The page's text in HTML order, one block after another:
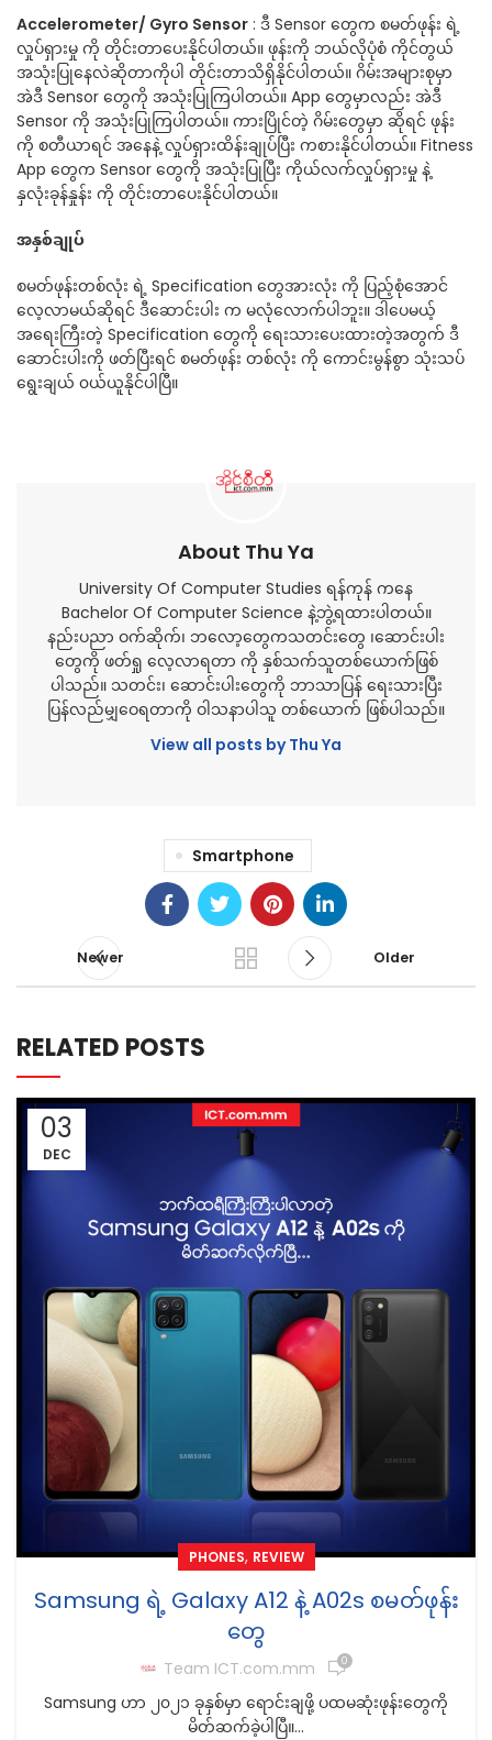
Accelerometer/ Gyro Sensor : ဒီ Sensor တွေက စမတ်ဖုန်း ရဲ့
လှုပ်ရှားမှု ကို တိုင်းတာပေးနိုင်ပါတယ်။ ဖုန်းကို ဘယ်လိုပုံစံ ကိုင်တွယ်
အသုံးပြုနေလဲဆိုတာကိုပါ တိုင်းတာသိရှိနိုင်ပါတယ်။ ဂိမ်းအများစုမှာ
အဲဒီ Sensor တွေကို အသုံးပြုကြပါတယ်။ App တွေမှာလည်း အဲဒီ
Sensor ကို အသုံးပြုကြပါတယ်။ ကားပြိုင်တဲ့ ဂိမ်းတွေမှာ ဆိုရင် ဖုန်း
ကို စတီယာရင် အနေနဲ့ လှုပ်ရှားထိန်းချုပ်ပြီး ကစားနိုင်ပါတယ်။ Fitness
App တွေက Sensor တွေကို အသုံးပြုပြီး ကိုယ်လက်လှုပ်ရှားမှု နဲ့
နှလုံးခုန်နှုန်း ကို တိုင်းတာပေးနိုင်ပါတယ်။
အနှစ်ချုပ်
စမတ်ဖုန်းတစ်လုံး ရဲ့ Specification တွေအားလုံး ကို ပြည့်စုံအောင်
လေ့လာမယ်ဆိုရင် ဒီဆောင်းပါး က မလုံလောက်ပါဘူး။ ဒါပေမယ့်
အရေးကြီးတဲ့ Specification တွေကို ရေးသားပေးထားတဲ့အတွက် ဒီ
ဆောင်းပါးကို ဖတ်ပြီးရင် စမတ်ဖုန်း တစ်လုံး ကို ကောင်းမွန်စွာ သုံးသပ်
ရွေးချယ် ၀ယ်ယူနိုင်ပါပြီ။
About Thu Ya
University Of Computer Studies ရန်ကုန် ကနေ
Bachelor Of Computer Science နဲ့ဘွဲ့ရထားပါတယ်။
နည်းပညာ ဝက်ဆိုက်၊ ဘလော့တွေကသတင်းတွေ ၊ဆောင်းပါး
တွေကို ဖတ်ရှု လေ့လာရတာ ကို နှစ်သက်သူတစ်ယောက်ဖြစ်
ပါသည်။ သတင်း၊ ဆောင်းပါးတွေကို ဘာသာပြန် ရေးသားပြီး
ပြန်လည်မျှဝေရတာကို ဝါသနာပါသူ တစ်ယောက် ဖြစ်ပါသည်။
View all posts by Thu Ya
Smartphone
Newer Older
RELATED POSTS
03
DEC
PHONES, REVIEW
Samsung ရဲ့ Galaxy A12 နဲ့ A02s စမတ်ဖုန်း
တွေ
Team ICT.com.mm 0
Samsung ဟာ ၂၀၂၁ ခုနှစ်မှာ ရောင်းချဖို့ ပထမဆုံးဖုန်းတွေကို
မိတ်ဆက်ခဲ့ပါပြီ။...